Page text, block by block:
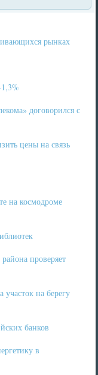
рынках
договорился с
цены на связь
на космодроме
проверяет
участок на берегу
банков
в